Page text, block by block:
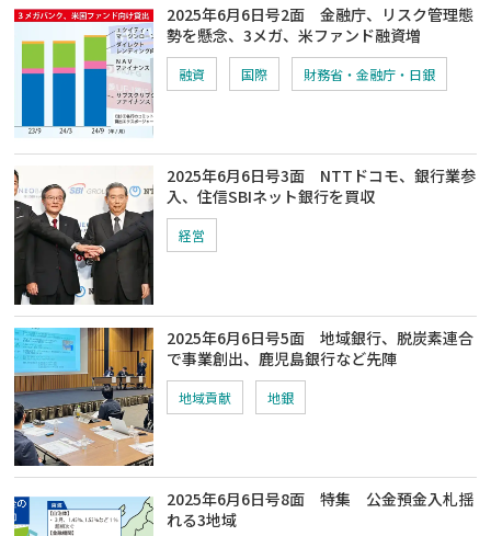
2025年6月6日号2面 金融庁、リスク管理態
勢を懸念、3メガ、米ファンド融資増
融資 国際 財務省・金融庁・日銀
2025年6月6日号3面 NTTドコモ、銀行業参
入、住信SBIネット銀行を買収
経営
2025年6月6日号5面 地域銀行、脱炭素連合
で事業創出、鹿児島銀行など先陣
地域貢献 地銀
2025年6月6日号8面 特集 公金預金入札揺
れる3地域